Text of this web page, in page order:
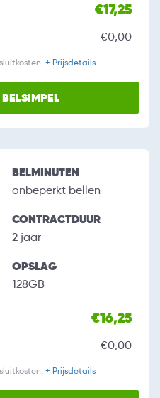
€17,25
€0,00
+ Prijsdetails
BELMINUTEN
onbeperkt bellen
CONTRACTDUUR
2 jaar
OPSLAG
128GB
€16,25
€0,00
+ Prijsdetails